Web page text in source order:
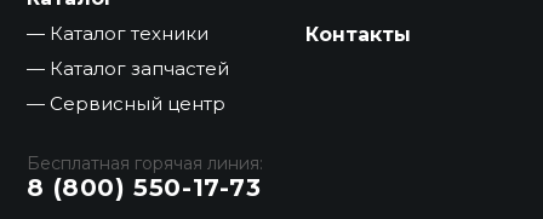
Каталог техники
Каталог запчастей
Сервисный центр
Контакты
Бесплатная горячая линия:
8 (800) 550-17-73